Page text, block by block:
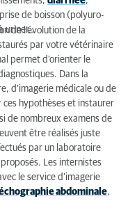
de boisson (polyuro-
uriner…
de l’évolution de la
par votre vétérinaire
permet d’orienter le
Dans la
d’imagerie médicale ou de
ces hypothèses et instaurer
de nombreux examens de
être réalisés juste
par un laboratoire
Les internistes
le service d’imagerie
abdominale,